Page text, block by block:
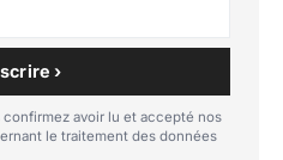
›
avoir lu et accepté nos
le traitement des données